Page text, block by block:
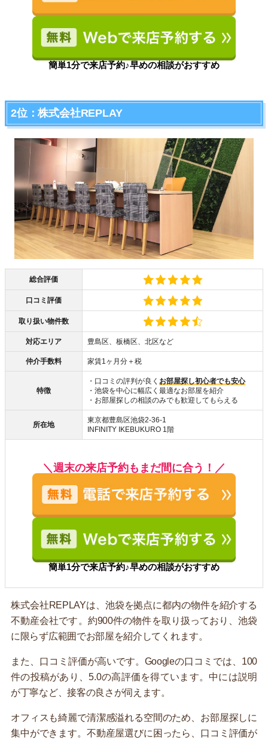
簡単1分で来店予約♪早めの相談がおすすめ
2位：株式会社REPLAY
総合評価
口コミ評価
取り扱い物件数
対応エリア 豊島区、板橋区、北区など
仲介手数料 家賃1ヶ月分＋税
特徴
・口コミの評判が良く お部屋探し初心者でも安心
・池袋を中心に幅広く最適なお部屋を紹介
・お部屋探しの相談のみでも歓迎してもらえる
所在地
東京都豊島区池袋2-36-1
INFINITY IKEBUKURO 1階
＼週末の来店予約もまだ間に合う！／
簡単1分で来店予約♪早めの相談がおすすめ
株式会社REPLAYは、池袋を拠点に都内の物件を紹介する
不動産会社です。約900件の物件を取り扱っており、池袋
に限らず広範囲でお部屋を紹介してくれます。
また、口コミ評価が高いです。Googleの口コミでは、100
件の投稿があり、5.0の高評価を得ています。中には説明
が丁寧など、接客の良さが伺えます。
オフィスも綺麗で清潔感溢れる空間のため、お部屋探しに
集中ができます。不動産屋選びに困ったら、口コミ評価が